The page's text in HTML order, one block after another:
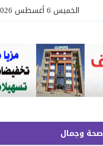
الخميس 6 أغسطس 2026 - 20:49 مساءً
صحة وجمال